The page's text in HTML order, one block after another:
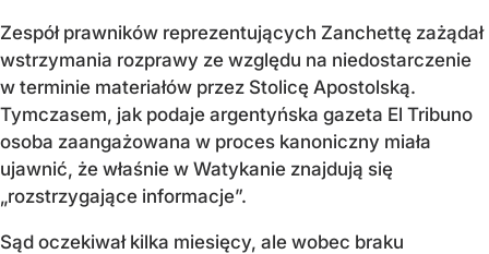
Zespół prawników reprezentujących Zanchettę zażądał
wstrzymania rozprawy ze względu na niedostarczenie
w terminie materiałów przez Stolicę Apostolską.
Tymczasem, jak podaje argentyńska gazeta El Tribuno
osoba zaangażowana w proces kanoniczny miała
ujawnić, że właśnie w Watykanie znajdują się
„rozstrzygające informacje”.
Sąd oczekiwał kilka miesięcy, ale wobec braku